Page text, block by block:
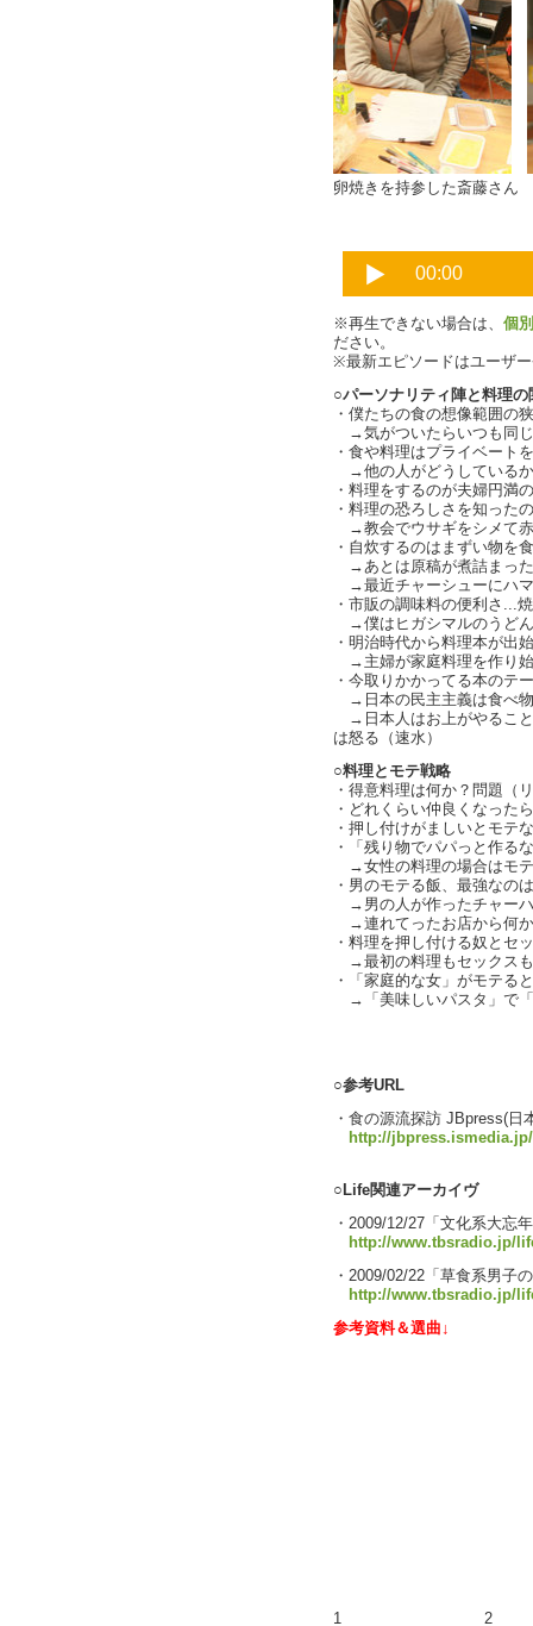
卵焼きを持参した斎藤
※再生できない場合は、 個
ださい。
※最新エピソードはユーザ
○パーソナリティ陣と料理の
・僕たちの食の想像範囲の
→気がついたらいつも同じ
・食や料理はプライベート
→他の人がどうしている
・料理をするのが夫婦円満
・料理の恐ろしさを知った
→教会でウサギをシメて
・自炊するのはまずい物を
→あとは原稿が煮詰まっ
→最近チャーシューにハ
・市販の調味料の便利さ...
→僕はヒガシマルのうど
・明治時代から料理本が出
→主婦が家庭料理を作り始
・今取りかかってる本のテ
→日本の民主主義は食べ
→日本人はお上がやること
は怒る（速水）
○料理とモテ戦略
・得意料理は何か？問題（
・どれくらい仲良くなった
・押し付けがましいとモテ
・「残り物でパパっと作る
→女性の料理の場合はモ
・男のモテる飯、最強なの
→男の人が作ったチャー
→連れてったお店から何
・料理を押し付ける奴とセ
→最初の料理もセックス
・「家庭的な女」がモテる
→「美味しいパスタ」で
○参考URL
・食の源流探訪 JBpress(日
http://
○Life関連アーカイヴ
・2009/12/27「文化系大忘
http://www.tbsradio.jp/
・2009/02/22「草食系男子
http://www.tbsradio.jp/
参考資料＆選曲↓
1 2